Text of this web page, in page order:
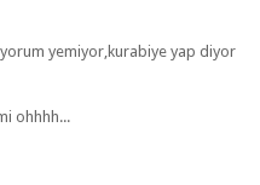
yemiyor,kurabiye yap diyor
ohhhh...